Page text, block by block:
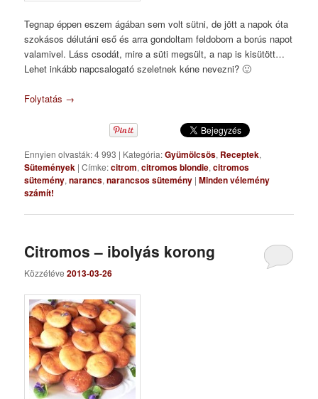
Tegnap éppen eszem ágában sem volt sütni, de jött a napok óta
szokásos délutáni eső és arra gondoltam feldobom a borús napot
valamivel. Láss csodát, mire a süti megsült, a nap is kisütött…
Lehet inkább napcsalogató szeletnek kéne nevezni? 🙂
Folytatás →
Ennyien olvasták: 4 993 | Kategória:Gyümölcsös, Receptek,
Sütemények |Címke:citrom,citromos blondie,citromos
sütemény,narancs,narancsos sütemény |Minden vélemény
számít!
Citromos – ibolyás korong
Közzétéve2013-03-26